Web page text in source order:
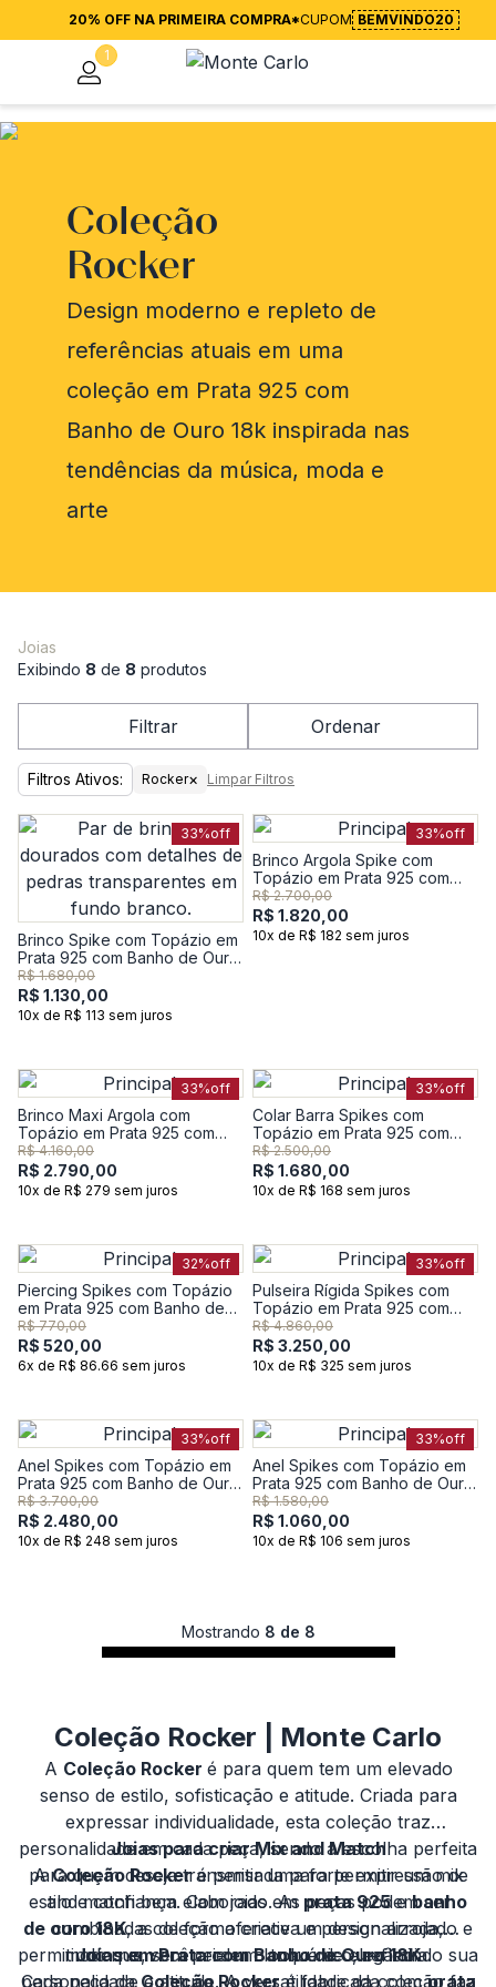
20% OFF NA PRIMEIRA COMPRA*CUPOM BEMVINDO20
1
Coleção
Rocker
Design moderno e repleto de
referências atuais em uma
coleção em Prata 925 com
Banho de Ouro 18k inspirada nas
tendências da música, moda e
arte
Joias
Exibindo 8 de 8 produtos
Filtrar Ordenar
Filtros Ativos: Rocker× Limpar Filtros
33%off
Brinco Spike com Topázio em
Prata 925 com Banho de Ouro
Amarelo 18k
R$ 1.680,00
R$ 1.130,00
10x de R$ 113 sem juros
33%off
Brinco Argola Spike com
Topázio em Prata 925 com
Banho de Ouro Amarelo 18k
R$ 2.700,00
R$ 1.820,00
10x de R$ 182 sem juros
33%off
Brinco Maxi Argola com
Topázio em Prata 925 com
Banho de Ouro Amarelo 18k
R$ 4.160,00
R$ 2.790,00
10x de R$ 279 sem juros
33%off
Colar Barra Spikes com
Topázio em Prata 925 com
Banho de Ouro Amarelo 18k
R$ 2.500,00
R$ 1.680,00
10x de R$ 168 sem juros
32%off
Piercing Spikes com Topázio
em Prata 925 com Banho de
Ouro Amarelo 18k
R$ 770,00
R$ 520,00
6x de R$ 86.66 sem juros
33%off
Pulseira Rígida Spikes com
Topázio em Prata 925 com
Banho de Ouro Amarelo 18k -
17 cm
R$ 4.860,00
R$ 3.250,00
10x de R$ 325 sem juros
33%off
Anel Spikes com Topázio em
Prata 925 com Banho de Ouro
Amarelo 18k
R$ 3.700,00
R$ 2.480,00
10x de R$ 248 sem juros
33%off
Anel Spikes com Topázio em
Prata 925 com Banho de Ouro
Amarelo 18k
R$ 1.580,00
R$ 1.060,00
10x de R$ 106 sem juros
Mostrando 8 de 8
Coleção Rocker | Monte Carlo
A Coleção Rocker é para quem tem um elevado
senso de estilo, sofisticação e atitude. Criada para
expressar individualidade, esta coleção traz
personalidade em cada peça, sendo a escolha perfeita
para quem deseja transmitir uma forte expressão de
estilo e confiança. Com joias em prata 925ebanho
de ouro 18K, a coleção oferece um design arrojado e
moderno, sem perder o toque de elegância.
Joias para criar Mix and Match
AColeção Rockeré pensada para permitir um mix
and match bem elaborado. As peças podem ser
combinadas de forma criativa e personalizada,
permitindo que você crie um look único, refletindo sua
personalidade e atitude. A versatilidade da coleção faz
Joias em Prata com Banho de Ouro 18K
Cada peça da Coleção Rockeré fabricada comprata